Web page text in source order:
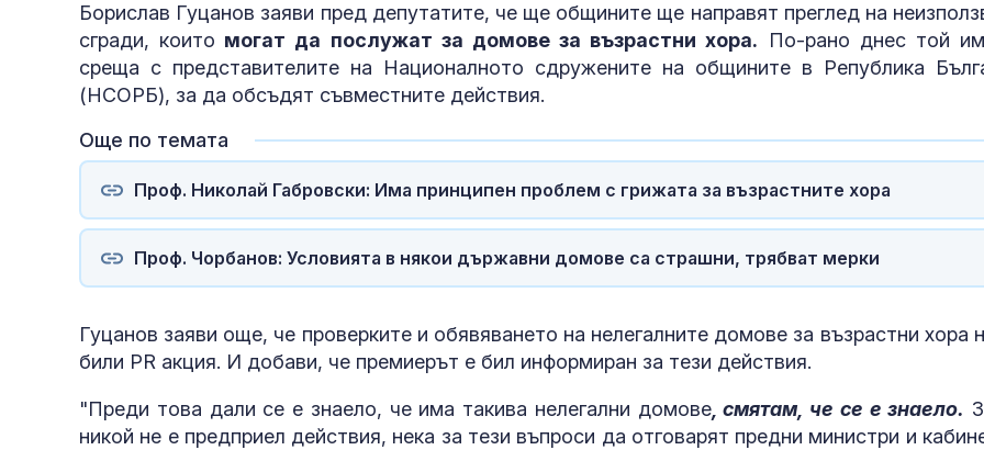
Борислав Гуцанов заяви пред депутатите, че ще общините ще направят преглед на
сгради, които могат да послужат за домове за възрастни хора. По-рано днес той
среща с представителите на Националното сдружените на общините в Република
(НСОРБ), за да обсъдят съвместните действия.
Още по темата
Проф. Николай Габровски: Има принципен проблем с грижата за възрастните хора
Проф. Чорбанов: Условията в някои държавни домове са страшни, трябват мерки
Гуцанов заяви още, че проверките и обявяването на нелегалните домове за възрастни хора
били PR акция. И добави, че премиерът е бил информиран за тези действия.
"Преди това дали се е знаело, че има такива нелегални домове, смятам, че се е знаело.
никой не е предприел действия, нека за тези въпроси да отговарят предни министри и
бански в
ЧРД